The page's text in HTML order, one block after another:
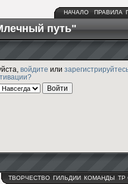
НАЧАЛО ПРАВИЛА
путь"
войдите или
ТВОРЧЕСТВО ГИЛЬДИИ КОМАНДЫ ТР